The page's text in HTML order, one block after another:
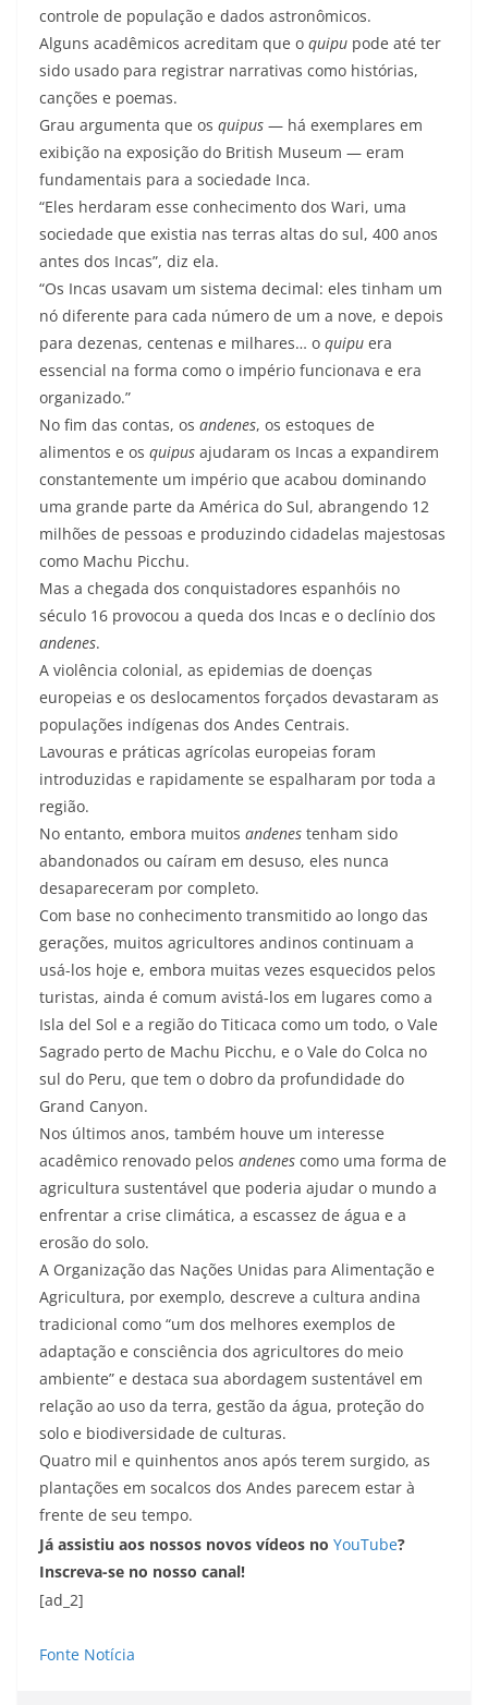
controle de população e dados astronômicos.
Alguns acadêmicos acreditam que o quipu pode até ter
sido usado para registrar narrativas como histórias,
canções e poemas.
Grau argumenta que os quipus — há exemplares em
exibição na exposição do British Museum — eram
fundamentais para a sociedade Inca.
“Eles herdaram esse conhecimento dos Wari, uma
sociedade que existia nas terras altas do sul, 400 anos
antes dos Incas”, diz ela.
“Os Incas usavam um sistema decimal: eles tinham um
nó diferente para cada número de um a nove, e depois
para dezenas, centenas e milhares… o quipu era
essencial na forma como o império funcionava e era
organizado.”
No fim das contas, os andenes, os estoques de
alimentos e os quipus ajudaram os Incas a expandirem
constantemente um império que acabou dominando
uma grande parte da América do Sul, abrangendo 12
milhões de pessoas e produzindo cidadelas majestosas
como Machu Picchu.
Mas a chegada dos conquistadores espanhóis no
século 16 provocou a queda dos Incas e o declínio dos
andenes.
A violência colonial, as epidemias de doenças
europeias e os deslocamentos forçados devastaram as
populações indígenas dos Andes Centrais.
Lavouras e práticas agrícolas europeias foram
introduzidas e rapidamente se espalharam por toda a
região.
No entanto, embora muitos andenes tenham sido
abandonados ou caíram em desuso, eles nunca
desapareceram por completo.
Com base no conhecimento transmitido ao longo das
gerações, muitos agricultores andinos continuam a
usá-los hoje e, embora muitas vezes esquecidos pelos
turistas, ainda é comum avistá-los em lugares como a
Isla del Sol e a região do Titicaca como um todo, o Vale
Sagrado perto de Machu Picchu, e o Vale do Colca no
sul do Peru, que tem o dobro da profundidade do
Grand Canyon.
Nos últimos anos, também houve um interesse
acadêmico renovado pelos andenes como uma forma de
agricultura sustentável que poderia ajudar o mundo a
enfrentar a crise climática, a escassez de água e a
erosão do solo.
A Organização das Nações Unidas para Alimentação e
Agricultura, por exemplo, descreve a cultura andina
tradicional como “um dos melhores exemplos de
adaptação e consciência dos agricultores do meio
ambiente” e destaca sua abordagem sustentável em
relação ao uso da terra, gestão da água, proteção do
solo e biodiversidade de culturas.
Quatro mil e quinhentos anos após terem surgido, as
plantações em socalcos dos Andes parecem estar à
frente de seu tempo.
Já assistiu aos nossos novos vídeos no YouTube?
Inscreva-se no nosso canal!
[ad_2]
Fonte Notícia